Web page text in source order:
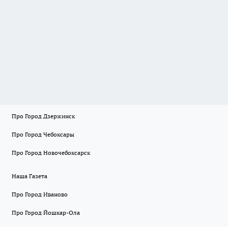
Про Город Дзержинск
Про Город Чебоксары
Про Город Новочебоксарск
Наша Газета
Про Город Иваново
Про Город Йошкар-Ола